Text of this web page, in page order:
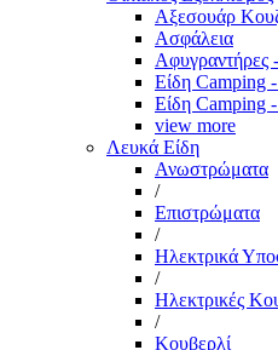
Αξεσουάρ
Ασφάλεια
Αφυγραντήρες -
Είδη Camping
Είδη Camping
view more
Λευκά Είδη
Ανωστρώματα
/
Επιστρώματα
/
Ηλεκτρικά
/
Ηλεκτρικές
/
Κουβερλί